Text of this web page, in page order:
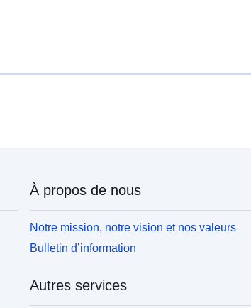
À propos de nous
Notre mission, notre vision et nos valeurs
Bulletin d’information
Autres services